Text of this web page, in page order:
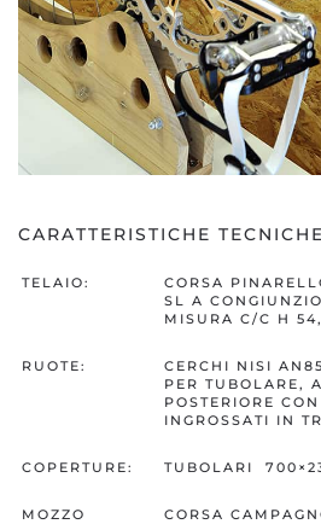
CARATTERISTICHE
TELAIO:
CORSA
SL A
MISURA C/C H
RUOTE:
CERCHI NISI
PER TUBOLARE,
POSTERIORE
INGROSSATI IN
COPERTURE: TUBOLARI
MOZZO
CORSA